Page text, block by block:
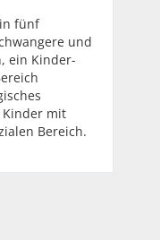
fünf
und
ein Kinder-
mit
Bereich.